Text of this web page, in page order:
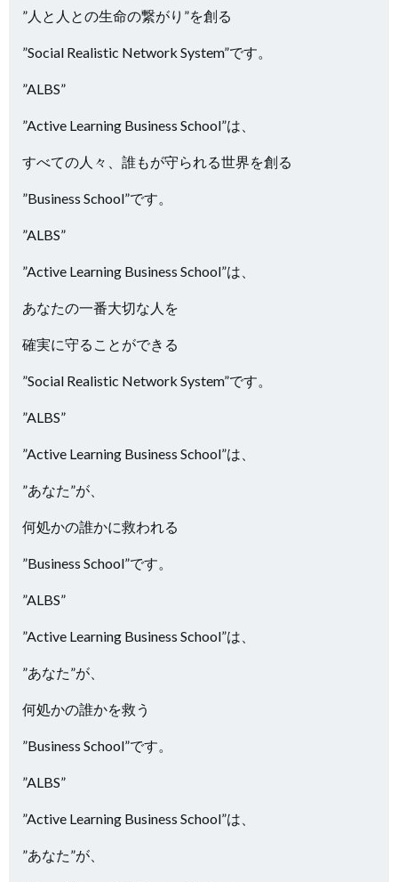
”人と人との生命の繋がり”を創る
”Social Realistic Network System”です。
”ALBS”
”Active Learning Business School”は、
すべての人々、誰もが守られる世界を創る
”Business School”です。
”ALBS”
”Active Learning Business School”は、
あなたの一番大切な人を
確実に守ることができる
”Social Realistic Network System”です。
”ALBS”
”Active Learning Business School”は、
”あなた”が、
何処かの誰かに救われる
”Business School”です。
”ALBS”
”Active Learning Business School”は、
”あなた”が、
何処かの誰かを救う
”Business School”です。
”ALBS”
”Active Learning Business School”は、
”あなた”が、